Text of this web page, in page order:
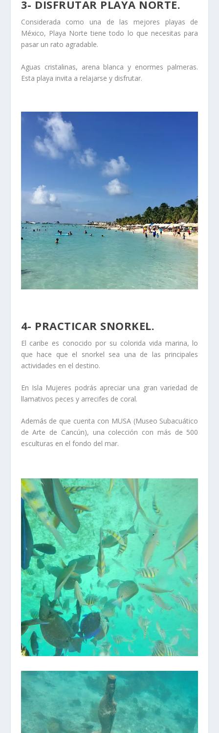
3- DISFRUTAR PLAYA NORTE.
Considerada como una de las mejores playas de
México, Playa Norte tiene todo lo que necesitas para
pasar un rato agradable.
Aguas cristalinas, arena blanca y enormes palmeras.
Esta playa invita a relajarse y disfrutar.
4- PRACTICAR SNORKEL.
El caribe es conocido por su colorida vida marina, lo
que hace que el snorkel sea una de las principales
actividades en el destino.
En Isla Mujeres podrás apreciar una gran variedad de
llamativos peces y arrecifes de coral.
Además de que cuenta con MUSA (Museo Subacuático
de Arte de Cancún), una colección con más de 500
esculturas en el fondo del mar.